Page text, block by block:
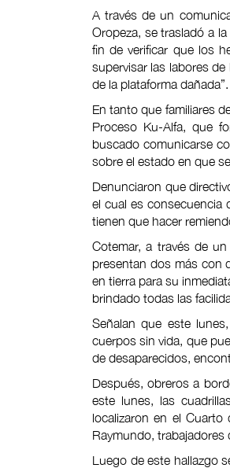
A través de un
Oropeza, se trasladó a
fin de verificar que los
supervisar las labores
de la plataforma dañada”.
En tanto que familiares
Proceso Ku-Alfa, que
buscado comunicarse
sobre el estado en que
Denunciaron que
el cual es consecuencia
tienen que hacer
Cotemar, a través de
presentan dos más con
en tierra para su
brindado todas las
Señalan que este
cuerpos sin vida, que
de desaparecidos,
Después, obreros a
este lunes, las
localizaron en el Cuarto
Raymundo, trabajadores
Luego de este hallazgo